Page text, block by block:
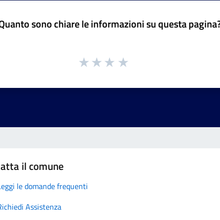
sono chiare le informazioni su questa
il comune
le domande frequenti
Assistenza